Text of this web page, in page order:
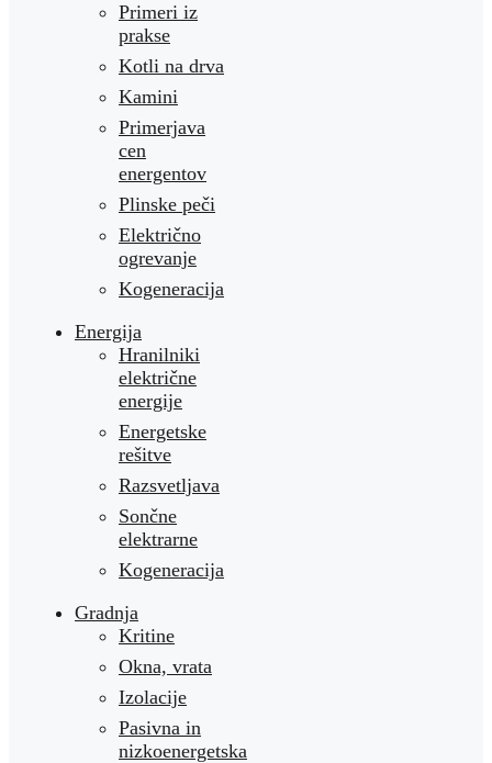
Primeri iz
prakse
Kotli na drva
Kamini
Primerjava
cen
energentov
Plinske peči
Električno
ogrevanje
Kogeneracija
Energija
Hranilniki
električne
energije
Energetske
rešitve
Razsvetljava
Sončne
elektrarne
Kogeneracija
Gradnja
Kritine
Okna, vrata
Izolacije
Pasivna in
nizkoenergetska